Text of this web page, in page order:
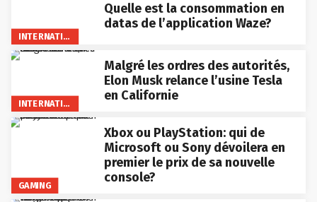
INTERNATIONAL
Quelle est la consommation en
datas de l’application Waze?
INTERNATIONAL
Malgré les ordres des autorités,
Elon Musk relance l’usine Tesla
en Californie
GAMING
Xbox ou PlayStation: qui de
Microsoft ou Sony dévoilera en
premier le prix de sa nouvelle
console?